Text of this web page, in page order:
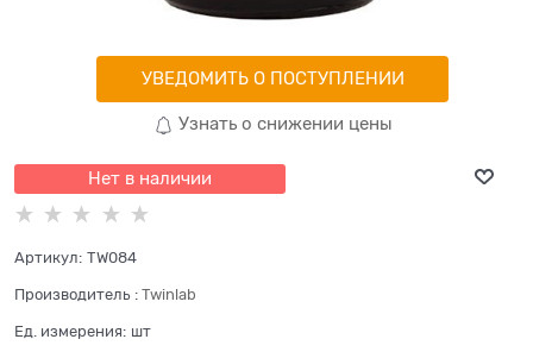
УВЕДОМИТЬ О ПОСТУПЛЕНИИ
Узнать о снижении цены
Нет в наличии
Артикул: TW084
Производитель : Twinlab
Ед. измерения: шт